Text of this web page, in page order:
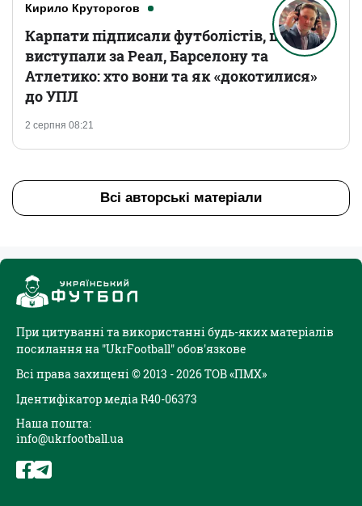
Кирило Круторогов
2 серпня 08:21
Карпати підписали футболістів, що
виступали за Реал, Барселону та
Атлетико: хто вони та як «докотилися»
до УПЛ
Всі авторські матеріали
При цитуванні та використанні будь-яких матеріалів
посилання на "UkrFootball" обов'язкове
Всі права захищені © 2013 - 2026 ТОВ «ПМХ»
Ідентифікатор медіа R40-06373
Наша пошта:
info@ukrfootball.ua